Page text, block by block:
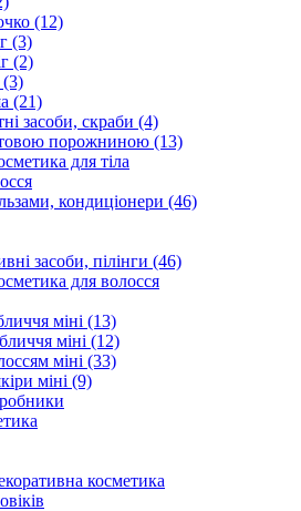
(12)
(3)
(2)
(3)
(21)
засоби, скраби (4)
порожниною (13)
для тіла
кондиціонери (46)
засоби, пілінги (46)
для волосся
міні (13)
міні (12)
міні (33)
міні (9)
косметика